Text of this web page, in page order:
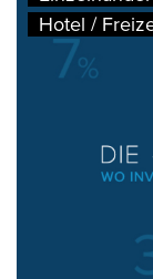
InhaltHotel /